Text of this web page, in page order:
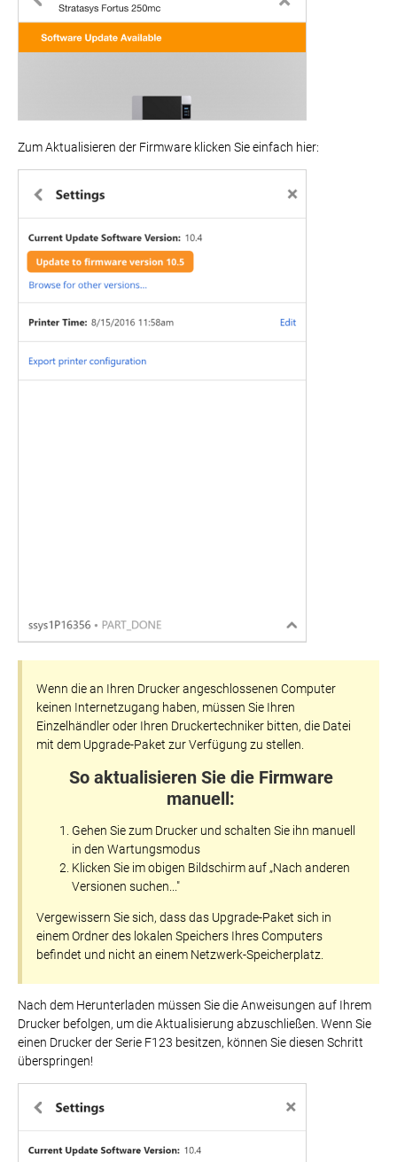
Zum Aktualisieren der Firmware klicken Sie einfach hier:
Wenn die an Ihren Drucker angeschlossenen Computer
keinen Internetzugang haben, müssen Sie Ihren
Einzelhändler oder Ihren Druckertechniker bitten, die Datei
mit dem Upgrade-Paket zur Verfügung zu stellen.
So aktualisieren Sie die Firmware
manuell:
Gehen Sie zum Drucker und schalten Sie ihn manuell
in den Wartungsmodus
Klicken Sie im obigen Bildschirm auf „Nach anderen
Versionen suchen..."
Vergewissern Sie sich, dass das Upgrade-Paket sich in
einem Ordner des lokalen Speichers Ihres Computers
befindet und nicht an einem Netzwerk-Speicherplatz.
Nach dem Herunterladen müssen Sie die Anweisungen auf Ihrem
Drucker befolgen, um die Aktualisierung abzuschließen. Wenn Sie
einen Drucker der Serie F123 besitzen, können Sie diesen Schritt
überspringen!